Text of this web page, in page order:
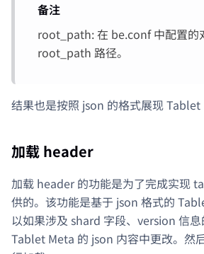
备注
root_path: 在 be.conf 中配置的
root_path 路径。
结果也是按照 json 的格式展现 Tablet
加载 header
加载 header 的功能是为了完成实现
供的。该功能是基于 json 格式的
以如果涉及 shard 字段、version 信
Tablet Meta 的 json 内容中更改。然